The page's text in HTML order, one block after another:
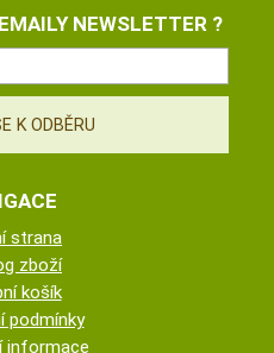
NEWSLETTER ?
strana
zboží
košík
podmínky
informace